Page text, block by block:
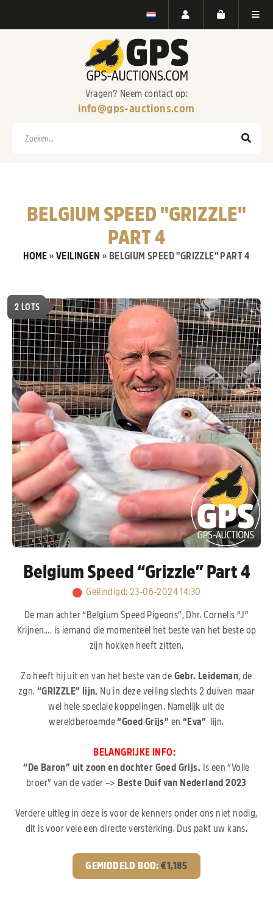
Vragen? Neem contact op:
info@gps-auctions.com
BELGIUM SPEED "GRIZZLE"
PART 4
HOME » VEILINGEN » BELGIUM SPEED "GRIZZLE" PART 4
2 LOTS
Belgium Speed “Grizzle” Part 4
Geëindigd: 23-06-2024 14:30
De man achter “Belgium Speed Pigeons”, Dhr. Cornelis “J”
Krijnen…. is iemand die momenteel het beste van het beste op
zijn hokken heeft zitten.
Zo heeft hij uit en van het beste van de Gebr. Leideman, de
zgn. “GRIZZLE” lijn. Nu in deze veiling slechts 2 duiven maar
wel hele speciale koppelingen. Namelijk uit de
wereldberoemde“Goed Grijs” en “Eva” lijn.
BELANGRIJKE INFO:
“De Baron” uit zoon en dochter Goed Grijs. Is een “Volle
broer” van de vader –> Beste Duif van Nederland 2023
Verdere uitleg in deze is voor de kenners onder ons niet nodig,
dit is voor vele een directe versterking. Dus pakt uw kans.
GEMIDDELD BOD:€1,185